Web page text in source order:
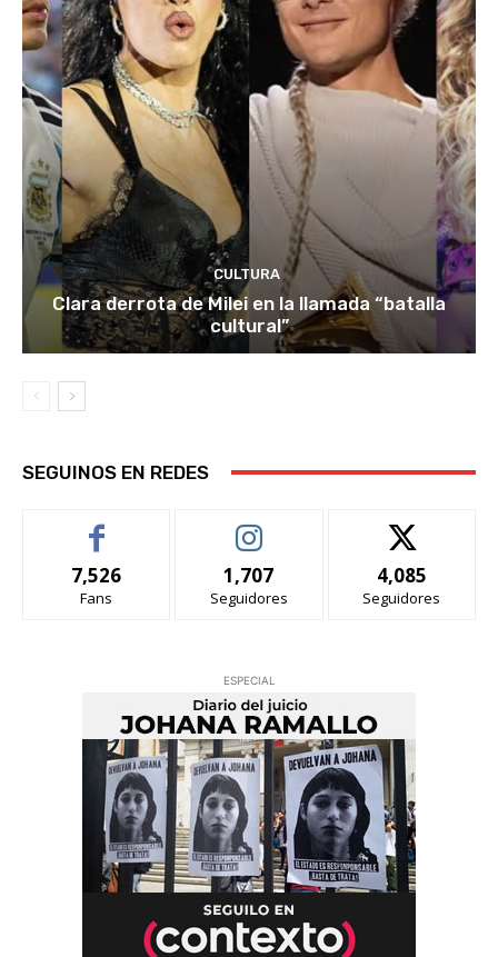
CULTURA
Clara derrota de Milei en la llamada “batalla
cultural”
SEGUINOS EN REDES
7,526
Fans
1,707
Seguidores
4,085
Seguidores
ESPECIAL